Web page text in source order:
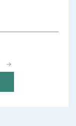
→